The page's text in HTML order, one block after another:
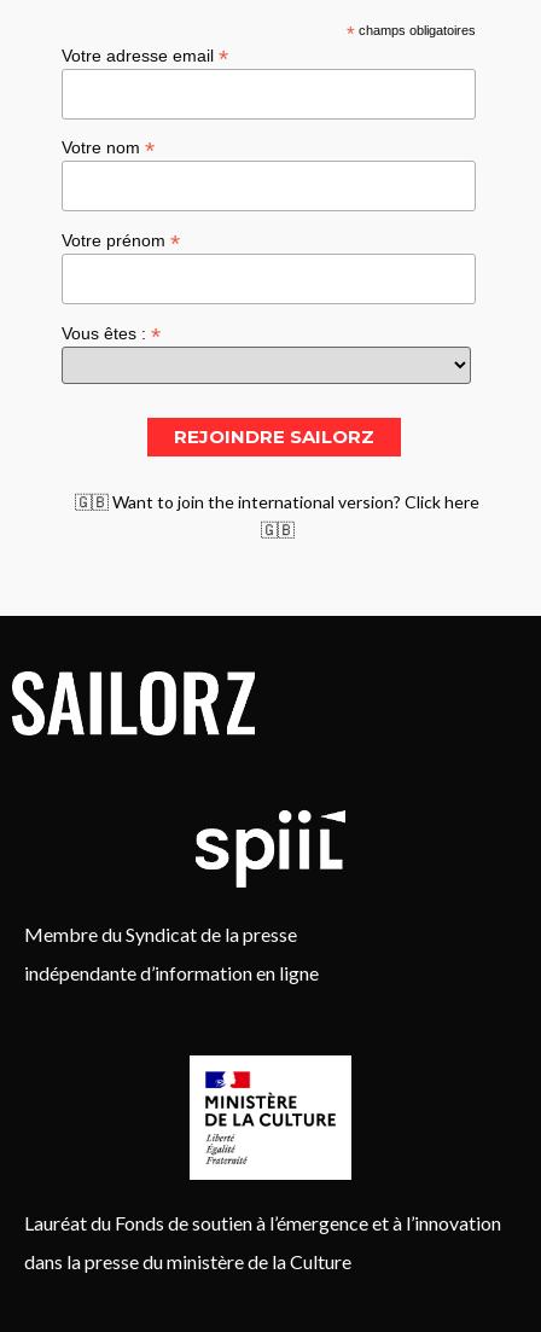
*champs obligatoires
Votre adresse email*
Votre nom*
Votre prénom*
Vous êtes :*
🇬🇧 Want to join the international version? Click here
🇬🇧
Membre du Syndicat de la presse
indépendante d’information en ligne
Lauréat du Fonds de soutien à l’émergence et à l’innovation
dans la presse du ministère de la Culture